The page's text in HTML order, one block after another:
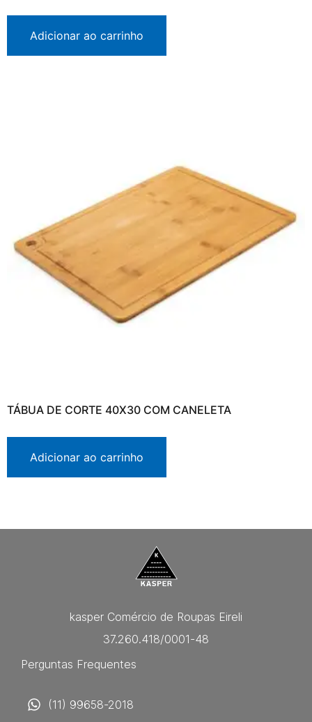
Adicionar ao carrinho
TÁBUA DE CORTE 40X30 COM CANELETA
Adicionar ao carrinho
kasper Comércio de Roupas Eireli
37.260.418/0001-48
Perguntas Frequentes
(11) 99658-2018